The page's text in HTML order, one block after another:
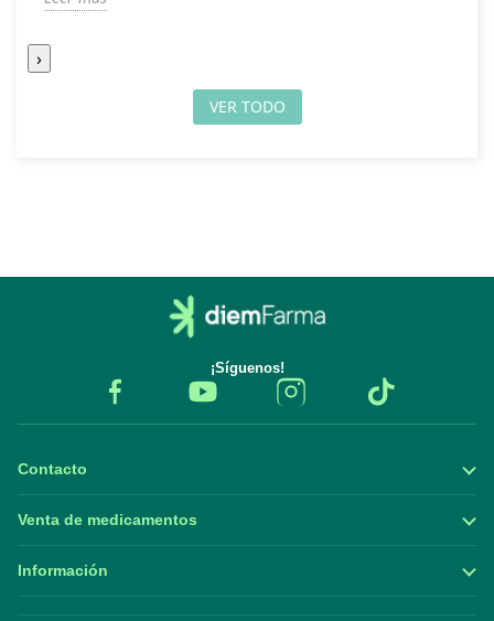
›
VER TODO
¡Síguenos!
Contacto
Venta de medicamentos
Información